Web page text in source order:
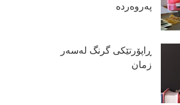
پەروەردە
ڕاپۆرتێكی گرنگ لەسەر
زمان